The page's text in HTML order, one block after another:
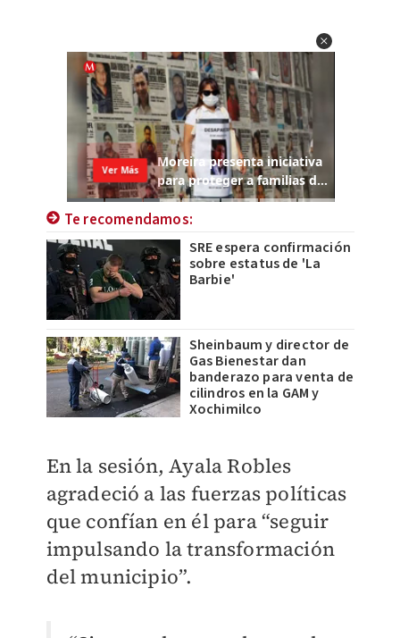
Te recomendamos:
SRE espera confirmación
sobre estatus de 'La
Barbie'
Sheinbaum y director de
Gas Bienestar dan
banderazo para venta de
cilindros en la GAM y
Xochimilco
En la sesión, Ayala Robles
agradeció a las fuerzas políticas
que confían en él para “seguir
impulsando la transformación
del municipio”.